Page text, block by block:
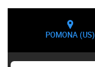
POMONA (US)